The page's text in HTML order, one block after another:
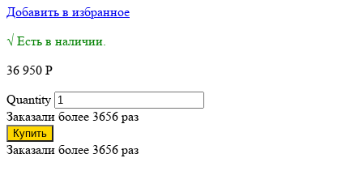
Добавить в избранное
√ Есть в наличии.
36 950 Р
Quantity
Заказали более 3656 раз
Купить
Заказали более 3656 раз